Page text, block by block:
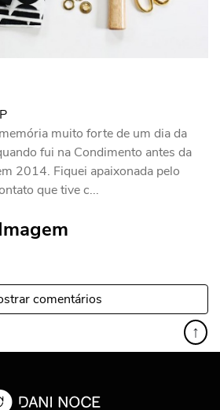
muito forte de um dia da
fui na Condimento antes da
2014. Fiquei apaixonada pelo
que tive c...
comentários
↑